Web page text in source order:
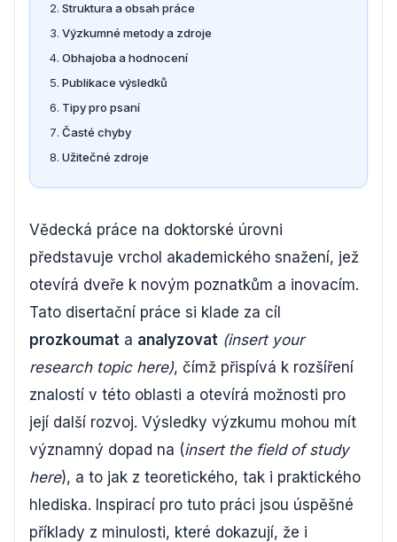
Struktura a obsah práce
Výzkumné metody a zdroje
Obhajoba a hodnocení
Publikace výsledků
Tipy pro psaní
Časté chyby
Užitečné zdroje
Vědecká práce na doktorské úrovni
představuje vrchol akademického snažení, jež
otevírá dveře k novým poznatkům a inovacím.
Tato disertační práce si klade za cíl
prozkoumat a analyzovat (insert your
research topic here), čímž přispívá k rozšíření
znalostí v této oblasti a otevírá možnosti pro
její další rozvoj. Výsledky výzkumu mohou mít
významný dopad na (insert the field of study
here), a to jak z teoretického, tak i praktického
hlediska. Inspirací pro tuto práci jsou úspěšné
příklady z minulosti, které dokazují, že i